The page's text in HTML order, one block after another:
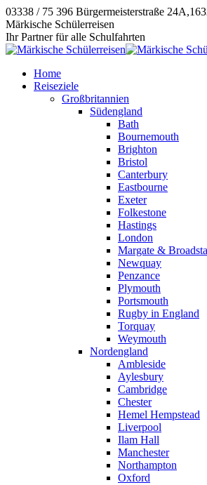
Zum
Inhalt
springen
03338 / 75 396 Bürgermeisterstraße
Instagram
page
opens
new
window
E-
Mail
page
new
Facebook
page
opens
new
window
Märkische Schülerreisen
Ihr Partner für alle Schulfahrten
Home
Reiseziele
Großbritannien
Südengland
Bath
Bournemouth
Brighton
Bristol
Canterbury
Eastbourne
Exeter
Folkestone
Hastings
London
Margate &
Newquay
Penzance
Plymouth
Portsmouth
Rugby in England
Torquay
Weymouth
Nordengland
Ambleside
Aylesbury
Cambridge
Chester
Hemel Hempstead
Liverpool
Ilam Hall
Manchester
Northampton
Oxford